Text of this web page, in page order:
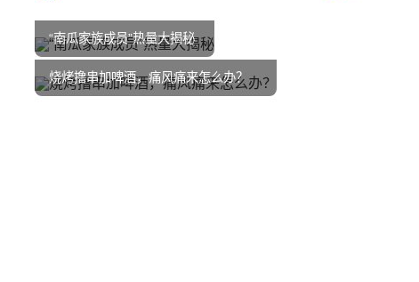
“南瓜家族成员”热量大揭秘
烧烤撸串加啤酒，痛风痛来怎么办？